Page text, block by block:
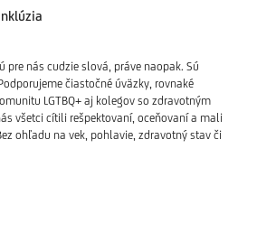
pre nás cudzie slová, práve naopak. Sú
čiastočné úväzky, rovnaké
LGTBQ+ aj kolegov so zdravotným
všetci cítili rešpektovaní, oceňovaní a mali
ohľadu na vek, pohlavie, zdravotný stav či